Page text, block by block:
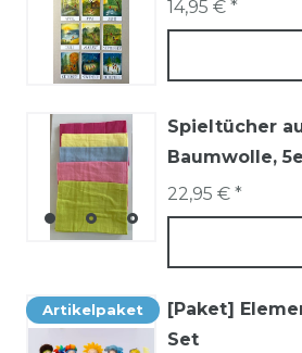
14,95 € *
Spieltücher
Baumwolle,
22,95 € *
Artikelpaket
[Paket]
Set